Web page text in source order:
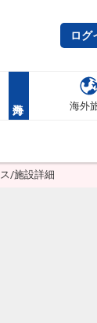
ログ
海外
/施設詳細